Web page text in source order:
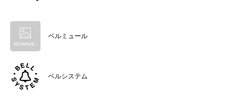
ベルミュール
ベルシステム